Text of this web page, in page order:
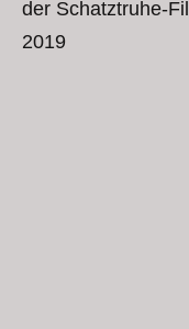
der Schatztruhe-
2019